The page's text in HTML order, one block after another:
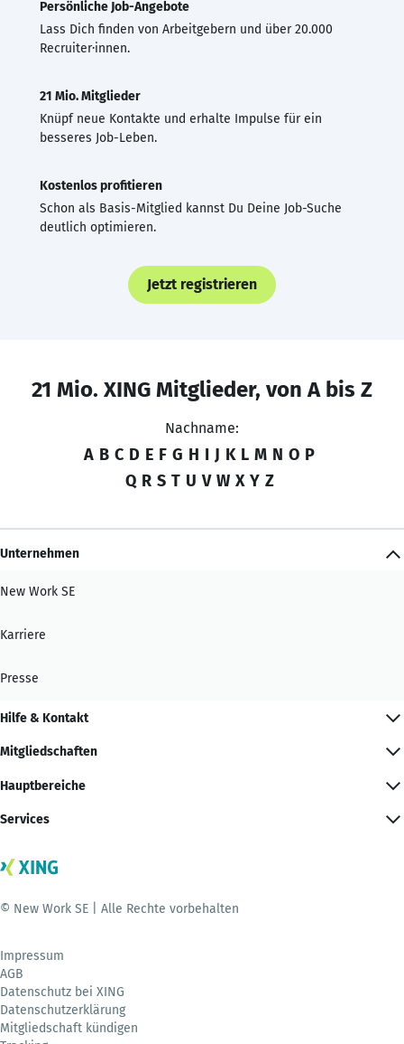
Persönliche Job-Angebote
Lass Dich finden von Arbeitgebern und über 20.000
Recruiter·innen.
21 Mio. Mitglieder
Knüpf neue Kontakte und erhalte Impulse für ein
besseres Job-Leben.
Kostenlos profitieren
Schon als Basis-Mitglied kannst Du Deine Job-Suche
deutlich optimieren.
Jetzt registrieren
21 Mio. XING Mitglieder, von A bis Z
Nachname:
A B C D E F G H I J K L M N O P
Q R S T U V W X Y Z
Unternehmen
New Work SE
Karriere
Presse
Hilfe & Kontakt
Mitgliedschaften
Hauptbereiche
Services
© New Work SE | Alle Rechte vorbehalten
Impressum
AGB
Datenschutz bei XING
Datenschutzerklärung
Mitgliedschaft kündigen